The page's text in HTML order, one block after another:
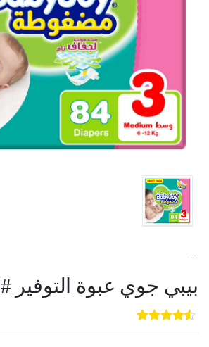
--
بيبي جوي عبوة التوفير #3 84'ح
5
out of
5
3